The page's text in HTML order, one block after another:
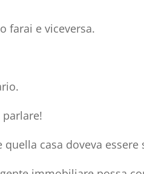
farai e viceversa.
parlare!
quella casa doveva